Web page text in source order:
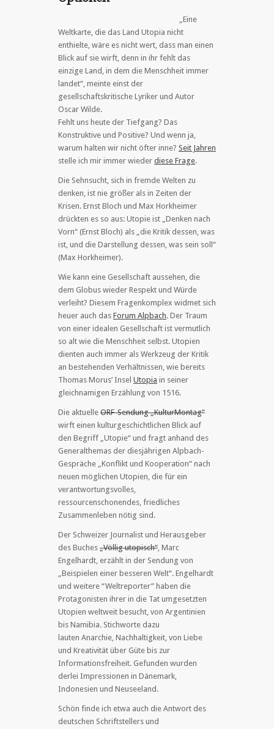
„Eine
Weltkarte, die das Land Utopia nicht
enthielte, wäre es nicht wert, dass man einen
Blick auf sie wirft, denn in ihr fehlt das
einzige Land, in dem die Menschheit immer
landet“, meinte einst der
gesellschaftskritische Lyriker und Autor
Oscar Wilde.
Fehlt uns heute der Tiefgang? Das
Konstruktive und Positive? Und wenn ja,
warum halten wir nicht öfter inne? Seit Jahren
stelle ich mir immer wieder diese Frage.
Die Sehnsucht, sich in fremde Welten zu
denken, ist nie größer als in Zeiten der
Krisen. Ernst Bloch und Max Horkheimer
drückten es so aus: Utopie ist „Denken nach
Vorn“ (Ernst Bloch) als „die Kritik dessen, was
ist, und die Darstellung dessen, was sein soll“
(Max Horkheimer).
Wie kann eine Gesellschaft aussehen, die
dem Globus wieder Respekt und Würde
verleiht? Diesem Fragenkomplex widmet sich
heuer auch das Forum Alpbach. Der Traum
von einer idealen Gesellschaft ist vermutlich
so alt wie die Menschheit selbst. Utopien
dienten auch immer als Werkzeug der Kritik
an bestehenden Verhältnissen, wie bereits
Thomas Morus’ Insel Utopia in seiner
gleichnamigen Erzählung von 1516.
Die aktuelle ORF-Sendung „KulturMontag“
wirft einen kulturgeschichtlichen Blick auf
den Begriff „Utopie“ und fragt anhand des
Generalthemas der diesjährigen Alpbach-
Gespräche „Konflikt und Kooperation“ nach
neuen möglichen Utopien, die für ein
verantwortungsvolles,
ressourcenschonendes, friedliches
Zusammenleben nötig sind.
Der Schweizer Journalist und Herausgeber
des Buches „Völlig utopisch“, Marc
Engelhardt, erzählt in der Sendung von
„Beispielen einer besseren Welt“. Engelhardt
und weitere “Weltreporter” haben die
Protagonisten ihrer in die Tat umgesetzten
Utopien weltweit besucht, von Argentinien
bis Namibia. Stichworte dazu
lauten Anarchie, Nachhaltigkeit, von Liebe
und Kreativität über Güte bis zur
Informationsfreiheit. Gefunden wurden
derlei Impressionen in Dänemark,
Indonesien und Neuseeland.
Schön finde ich etwa auch die Antwort des
deutschen Schriftstellers und